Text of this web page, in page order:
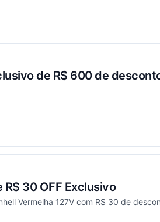
de R$ 600 de
30 OFF Exclusivo
Vermelha 127V com R$ 30 de